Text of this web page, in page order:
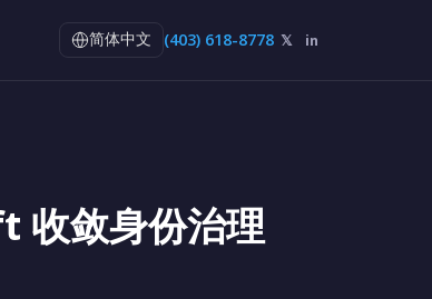
简体中文 (403) 618-8778 𝕏 in
敛身份治理